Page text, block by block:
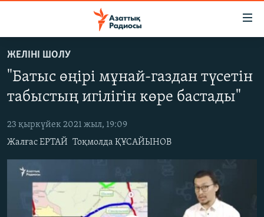
to
main
content
to
САЯСАТ
AZATTYQTV
ҚАҢТАР ОҚИҒАСЫ
АДАМ ҚҰҚЫҚТАРЫ
ӘЛЕУМЕТ
ӘЛЕМ
АРНАЙЫ ЖОБАЛАР
ЖЕЛІНІ ШОЛУ
"Батыс өңірі мұнай-газдан түсетін
табыстың игілігін көре бастады"
23 қыркүйек 2021 жыл, 19:09
Жалғас ЕРТАЙ Тоқмолда ҚҰСАЙЫНОВ